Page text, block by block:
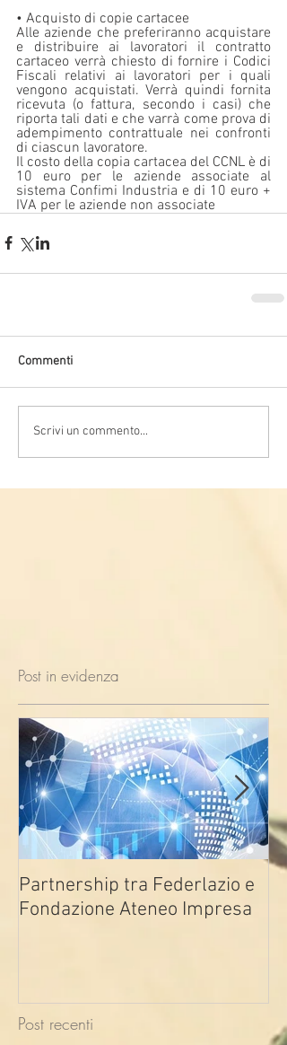
• Acquisto di copie cartacee
Alle aziende che preferiranno acquistare
e distribuire ai lavoratori il contratto
cartaceo verrà chiesto di fornire i Codici
Fiscali relativi ai lavoratori per i quali
vengono acquistati. Verrà quindi fornita
ricevuta (o fattura, secondo i casi) che
riporta tali dati e che varrà come prova di
adempimento contrattuale nei confronti
di ciascun lavoratore.
Il costo della copia cartacea del CCNL è di
10 euro per le aziende associate al
sistema Confimi Industria e di 10 euro +
IVA per le aziende non associate
Commenti
Scrivi un commento...
Post in evidenza
Partnership tra Federlazio e
Fondazione Ateneo Impresa
Post recenti